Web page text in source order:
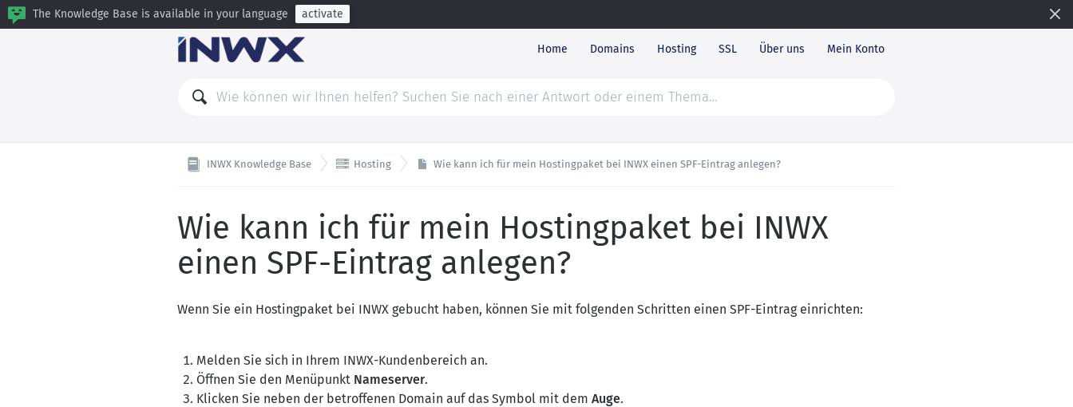
The Knowledge Base is available in your language activate
Home Domains Hosting SSL Über uns Mein Konto
INWX Knowledge Base  Hosting Wie kann ich für mein Hostingpaket bei INWX einen SPF-Eintrag anlegen?
Wie kann ich für mein Hostingpaket bei INWX
einen SPF-Eintrag anlegen?
Wenn Sie ein Hostingpaket bei INWX gebucht haben, können Sie mit folgenden Schritten einen SPF-Eintrag einrichten:
Melden Sie sich in Ihrem INWX-Kundenbereich an.
Öffnen Sie den Menüpunkt Nameserver.
Klicken Sie neben der betroffenen Domain auf das Symbol mit dem Auge.